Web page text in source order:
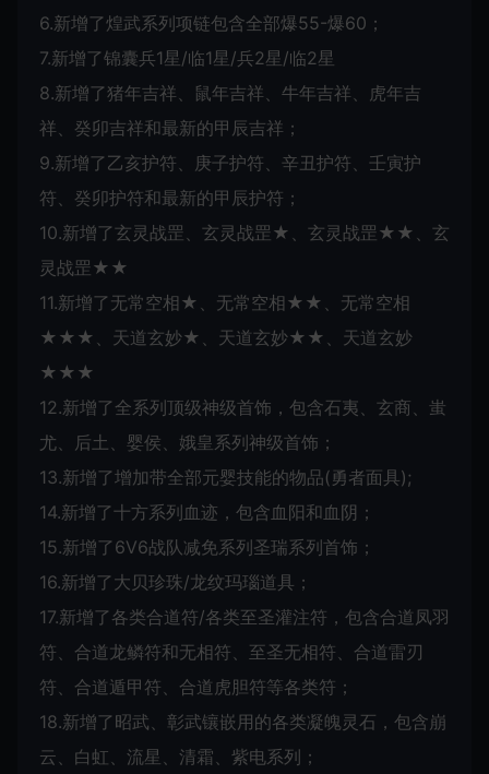
6.新增了煌武系列项链包含全部爆55-爆60；
7.新增了锦囊兵1星/临1星/兵2星/临2星
8.新增了猪年吉祥、鼠年吉祥、牛年吉祥、虎年吉
祥、癸卯吉祥和最新的甲辰吉祥；
9.新增了乙亥护符、庚子护符、辛丑护符、壬寅护
符、癸卯护符和最新的甲辰护符；
10.新增了玄灵战罡、玄灵战罡★、玄灵战罡★★、玄
灵战罡★★
11.新增了无常空相★、无常空相★★、无常空相
★★★、天道玄妙★、天道玄妙★★、天道玄妙
★★★
12.新增了全系列顶级神级首饰，包含石夷、玄商、蚩
尤、后土、婴侯、娥皇系列神级首饰；
13.新增了增加带全部元婴技能的物品(勇者面具);
14.新增了十方系列血迹，包含血阳和血阴；
15.新增了6V6战队减免系列圣瑞系列首饰；
16.新增了大贝珍珠/龙纹玛瑙道具；
17.新增了各类合道符/各类至圣灌注符，包含合道凤羽
符、合道龙鳞符和无相符、至圣无相符、合道雷刃
符、合道遁甲符、合道虎胆符等各类符；
18.新增了昭武、彰武镶嵌用的各类凝魄灵石，包含崩
云、白虹、流星、清霜、紫电系列；